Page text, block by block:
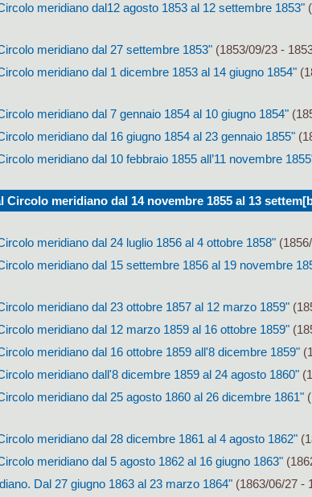
meridiano dal12 agosto 1853 al 12 settembre 1853"
meridiano dal 27 settembre 1853"(1853/09/23 -
meridiano dal 1 dicembre 1853 al 14 giugno 1854"
meridiano dal 7 gennaio 1854 al 10 giugno 1854"
meridiano dal 16 giugno 1854 al 23 gennaio 1855"
meridiano dal 10 febbraio 1855 all’11 novembre
Circolo meridiano dal 14 novembre 1855 al 13
meridiano dal 24 luglio 1856 al 4 ottobre 1858"
meridiano dal 15 settembre 1856 al 19 novembre
meridiano dal 23 ottobre 1857 al 12 marzo 1859"
meridiano dal 12 marzo 1859 al 16 ottobre 1859"
meridiano dal 16 ottobre 1859 all'8 dicembre 1859"
meridiano dall'8 dicembre 1859 al 24 agosto 1860"
meridiano dal 25 agosto 1860 al 26 dicembre 1861"
meridiano dal 28 dicembre 1861 al 4 agosto 1862"
meridiano dal 5 agosto 1862 al 16 giugno 1863"
Dal 27 giugno 1863 al 23 marzo 1864"(1863/06/27 -